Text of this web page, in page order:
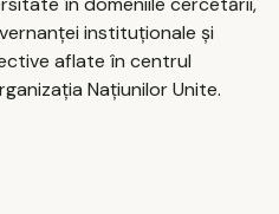
instituționale și
aflate în centrul
Națiunilor Unite.